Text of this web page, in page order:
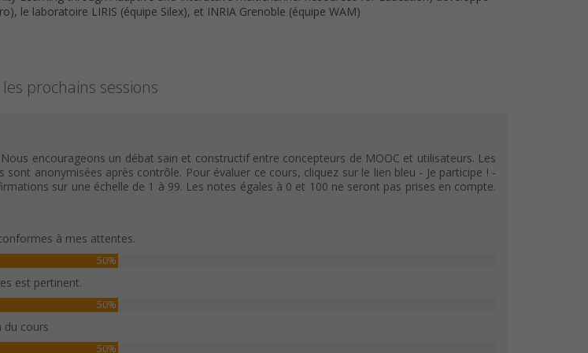
le laboratoire LIRIS (équipe Silex), et INRIA Grenoble (équipe WAM)
prochains sessions
encourageons un débat sain et constructif entre concepteurs de MOOC et utilisateurs. Les
anonymisées après contrôle. Pour évaluer ce cours, cliquez sur le lien bleu - Je participe ! -
sur une échelle de 1 à 99. Les notes égales à 0 et 100 ne seront pas prises en compte.
à mes attentes.
50%
est pertinent.
50%
du cours
50%